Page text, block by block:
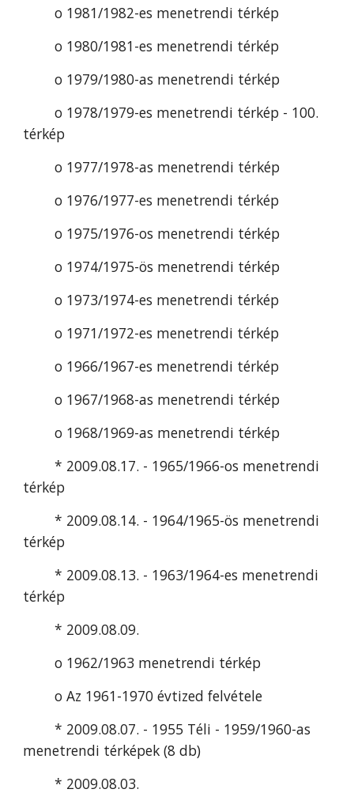
o 1981/1982-es menetrendi térkép
o 1980/1981-es menetrendi térkép
o 1979/1980-as menetrendi térkép
o 1978/1979-es menetrendi térkép - 100.
térkép
o 1977/1978-as menetrendi térkép
o 1976/1977-es menetrendi térkép
o 1975/1976-os menetrendi térkép
o 1974/1975-ös menetrendi térkép
o 1973/1974-es menetrendi térkép
o 1971/1972-es menetrendi térkép
o 1966/1967-es menetrendi térkép
o 1967/1968-as menetrendi térkép
o 1968/1969-as menetrendi térkép
* 2009.08.17. - 1965/1966-os menetrendi
térkép
* 2009.08.14. - 1964/1965-ös menetrendi
térkép
* 2009.08.13. - 1963/1964-es menetrendi
térkép
* 2009.08.09.
o 1962/1963 menetrendi térkép
o Az 1961-1970 évtized felvétele
* 2009.08.07. - 1955 Téli - 1959/1960-as
menetrendi térképek (8 db)
* 2009.08.03.